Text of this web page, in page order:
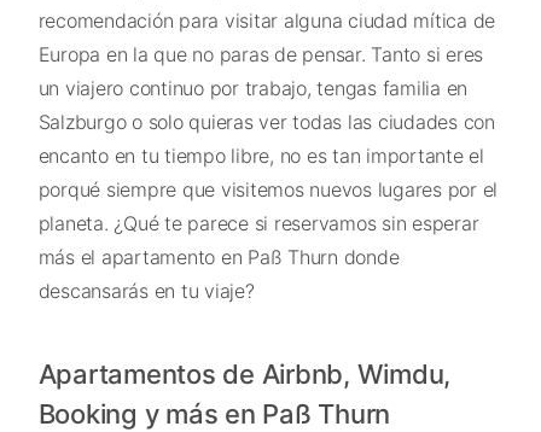
recomendación para visitar alguna ciudad mítica de
Europa en la que no paras de pensar. Tanto si eres
un viajero continuo por trabajo, tengas familia en
Salzburgo o solo quieras ver todas las ciudades con
encanto en tu tiempo libre, no es tan importante el
porqué siempre que visitemos nuevos lugares por el
planeta. ¿Qué te parece si reservamos sin esperar
más el apartamento en Paß Thurn donde
descansarás en tu viaje?
Apartamentos de Airbnb, Wimdu,
Booking y más en Paß Thurn